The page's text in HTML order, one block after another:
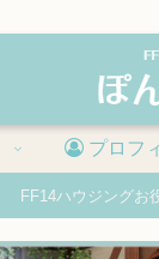
プロフ
FF14ハウジング